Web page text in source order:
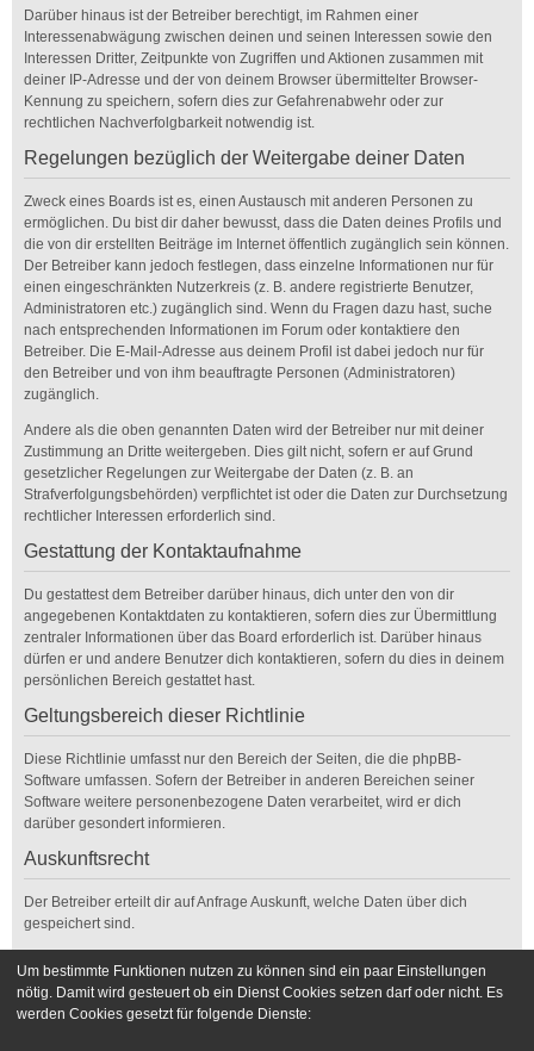
Darüber hinaus ist der Betreiber berechtigt, im Rahmen einer
Interessenabwägung zwischen deinen und seinen Interessen sowie den
Interessen Dritter, Zeitpunkte von Zugriffen und Aktionen zusammen mit
deiner IP-Adresse und der von deinem Browser übermittelter Browser-
Kennung zu speichern, sofern dies zur Gefahrenabwehr oder zur
rechtlichen Nachverfolgbarkeit notwendig ist.
Regelungen bezüglich der Weitergabe deiner Daten
Zweck eines Boards ist es, einen Austausch mit anderen Personen zu
ermöglichen. Du bist dir daher bewusst, dass die Daten deines Profils und
die von dir erstellten Beiträge im Internet öffentlich zugänglich sein können.
Der Betreiber kann jedoch festlegen, dass einzelne Informationen nur für
einen eingeschränkten Nutzerkreis (z. B. andere registrierte Benutzer,
Administratoren etc.) zugänglich sind. Wenn du Fragen dazu hast, suche
nach entsprechenden Informationen im Forum oder kontaktiere den
Betreiber. Die E-Mail-Adresse aus deinem Profil ist dabei jedoch nur für
den Betreiber und von ihm beauftragte Personen (Administratoren)
zugänglich.
Andere als die oben genannten Daten wird der Betreiber nur mit deiner
Zustimmung an Dritte weitergeben. Dies gilt nicht, sofern er auf Grund
gesetzlicher Regelungen zur Weitergabe der Daten (z. B. an
Strafverfolgungsbehörden) verpflichtet ist oder die Daten zur Durchsetzung
rechtlicher Interessen erforderlich sind.
Gestattung der Kontaktaufnahme
Du gestattest dem Betreiber darüber hinaus, dich unter den von dir
angegebenen Kontaktdaten zu kontaktieren, sofern dies zur Übermittlung
zentraler Informationen über das Board erforderlich ist. Darüber hinaus
dürfen er und andere Benutzer dich kontaktieren, sofern du dies in deinem
persönlichen Bereich gestattet hast.
Geltungsbereich dieser Richtlinie
Diese Richtlinie umfasst nur den Bereich der Seiten, die die phpBB-
Software umfassen. Sofern der Betreiber in anderen Bereichen seiner
Software weitere personenbezogene Daten verarbeitet, wird er dich
darüber gesondert informieren.
Auskunftsrecht
Der Betreiber erteilt dir auf Anfrage Auskunft, welche Daten über dich
gespeichert sind.
Kontaktiere hierzu bitte den Betreiber.
Um bestimmte Funktionen nutzen zu können sind ein paar Einstellungen
nötig. Damit wird gesteuert ob ein Dienst Cookies setzen darf oder nicht. Es
werden Cookies gesetzt für folgende Dienste: